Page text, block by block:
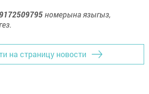
номерына языгыз,
на страницу новости